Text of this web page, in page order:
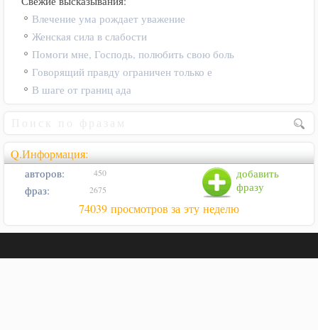
Влечение ума рождает уважение
Женская сила в слабости
Помоги мне, Господь, полюбить свою боль
Говорящий правду ограничен только е
В шаге от границ ада
Q.Информация:
добавить
фразу
авторов: 450
фраз: 2675
74039 просмотров за эту неделю